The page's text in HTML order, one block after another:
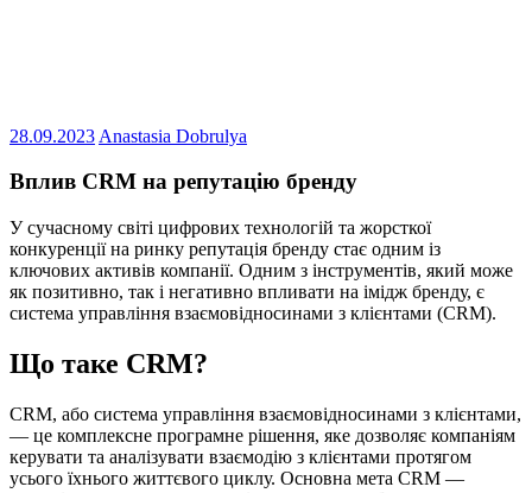
28.09.2023 Anastasia Dobrulya
Вплив CRM на репутацію бренду
У сучасному світі цифрових технологій та жорсткої
конкуренції на ринку репутація бренду стає одним із
ключових активів компанії. Одним з інструментів, який може
як позитивно, так і негативно впливати на імідж бренду, є
система управління взаємовідносинами з клієнтами (CRM).
Що таке CRM?
CRM, або система управління взаємовідносинами з клієнтами,
— це комплексне програмне рішення, яке дозволяє компаніям
керувати та аналізувати взаємодію з клієнтами протягом
усього їхнього життєвого циклу. Основна мета CRM —